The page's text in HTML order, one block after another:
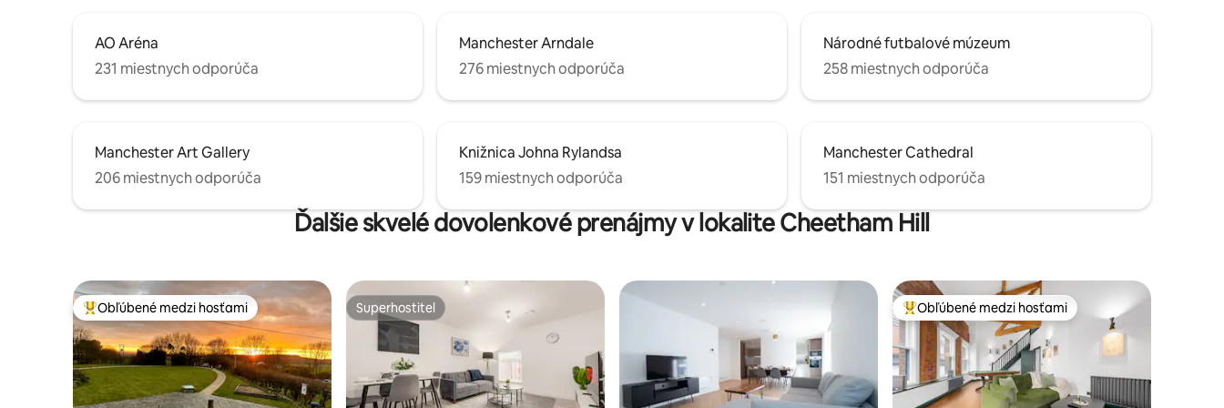
AO Aréna
231 miestnych odporúča
Manchester Arndale
276 miestnych odporúča
Národné futbalové múzeum
258 miestnych odporúča
Manchester Art Gallery
206 miestnych odporúča
Knižnica Johna Rylandsa
159 miestnych odporúča
Manchester Cathedral
151 miestnych odporúča
Ďalšie skvelé dovolenkové prenájmy v lokalite Cheetham Hill
Najobľúbenejšie medzi hosťami
Obľúbené medzi hosťami Superhostiteľ
Superhostiteľ Najobľúbenejšie medzi hosťami
Obľúbené medzi hosťami